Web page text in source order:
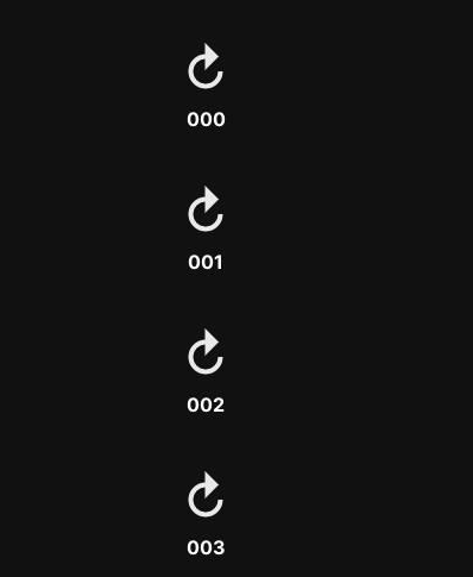
000
001
002
003